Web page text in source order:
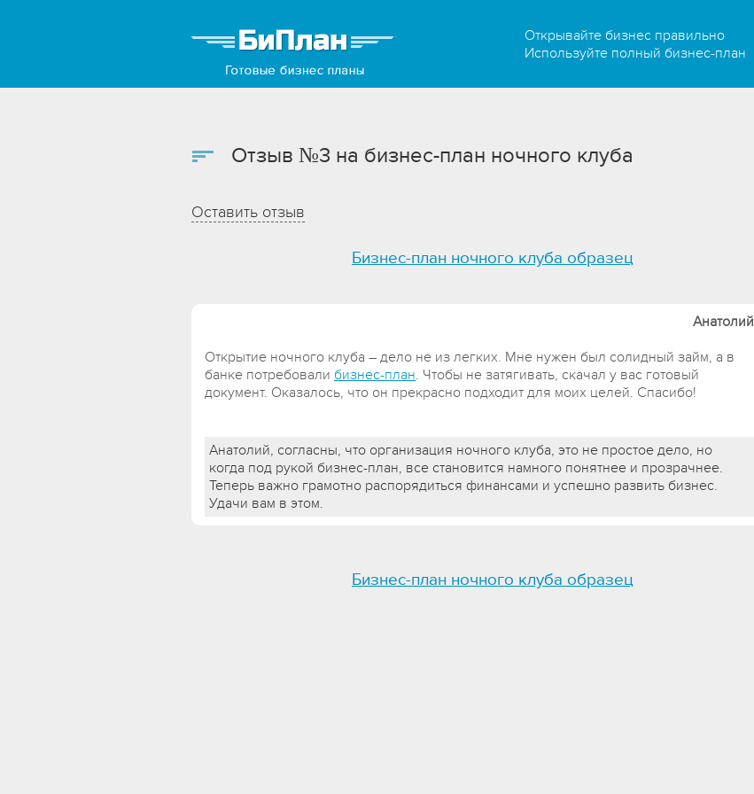
Открывайте бизнес правильно
Используйте полный бизнес-план
Отзыв №3 на бизнес-план ночного клуба
Оставить отзыв
Бизнес-план ночного клуба образец
Анатолий
Открытие ночного клуба – дело не из легких. Мне нужен был солидный займ, а в
банке потребовали бизнес-план. Чтобы не затягивать, скачал у вас готовый
документ. Оказалось, что он прекрасно подходит для моих целей. Спасибо!
Анатолий, согласны, что организация ночного клуба, это не простое дело, но
когда под рукой бизнес-план, все становится намного понятнее и прозрачнее.
Теперь важно грамотно распорядиться финансами и успешно развить бизнес.
Удачи вам в этом.
Бизнес-план ночного клуба образец